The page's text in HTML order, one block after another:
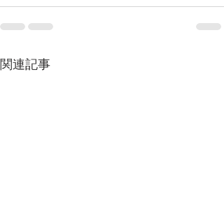
関連記事